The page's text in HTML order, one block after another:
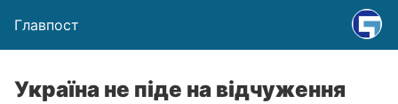
Главпост
Україна не піде на відчуження